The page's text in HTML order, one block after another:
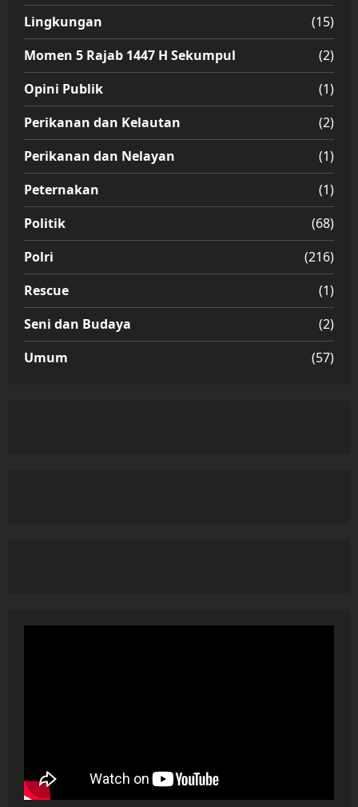
Lingkungan
(15)
Momen 5 Rajab 1447 H Sekumpul
(2)
Opini Publik
(1)
Perikanan dan Kelautan
(2)
Perikanan dan Nelayan
(1)
Peternakan
(1)
Politik
(68)
Polri
(216)
Rescue
(1)
Seni dan Budaya
(2)
Umum
(57)